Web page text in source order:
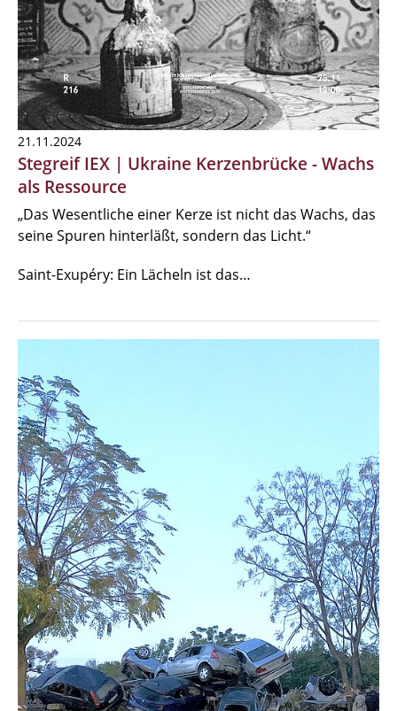
21.11.2024
Stegreif IEX | Ukraine Kerzenbrücke - Wachs
als Ressource
„Das Wesentliche einer Kerze ist nicht das Wachs, das
seine Spuren hinterläßt, sondern das Licht.“
Saint-Exupéry: Ein Lächeln ist das…